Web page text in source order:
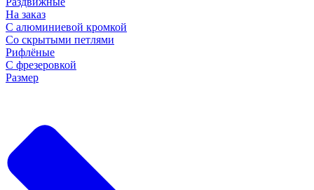
На заказ
С алюминиевой кромкой
Со скрытыми петлями
Рифлёные
С фрезеровкой
Размер